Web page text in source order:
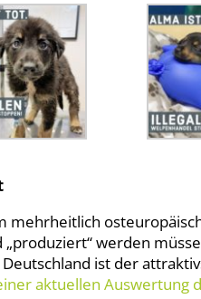
mehrheitlich
werden
ist der
aktuellen Auswertung